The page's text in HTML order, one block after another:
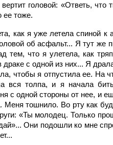
головой: «Ответь,
ее тоже.
как я уже летела спиной
об асфальт... Я тут же
что я улетела, как
с одной из них... Я
чтобы я отпустила ее. На
вся толпа, и я начала
с одной стороны от нее, и
тошнило. Во рту как
«Ты молодец. Только
Они подошли ко мне